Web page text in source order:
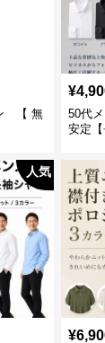
【 無
¥
50代
安定
人気
¥